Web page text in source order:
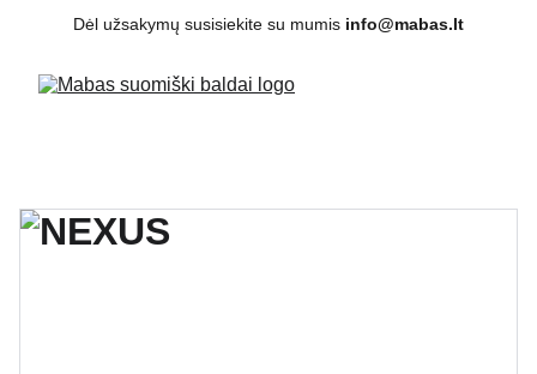
Dėl užsakymų susisiekite su mumis info@mabas.lt